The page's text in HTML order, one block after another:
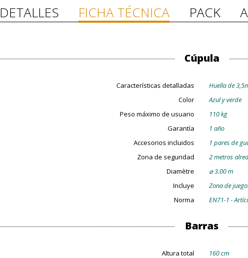
DETALLES FICHA TÉCNICA PACK
Cúpula
Características detalladas
Huella de
Color
Azul y verde
Peso máximo de usuario
110 kg
Garantía
1 año
Accesorios incluidos
1 pares de
Zona de seguridad
2 metros
Diamètre
⌀ 3.00 m
Incluye
Zona de
Norma
EN71-1 -
Barras
Altura total
160 cm